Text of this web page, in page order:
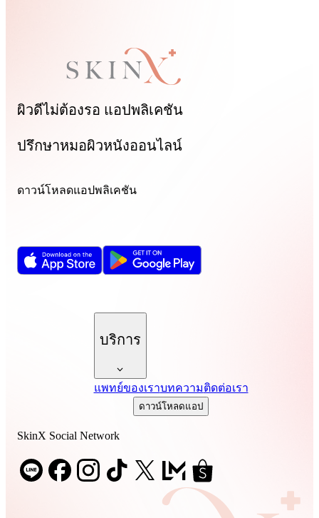
ผิวดีไม่ต้องรอ แอปพลิเคชัน
ปรึกษาหมอผิวหนังออนไลน์
ดาวน์โหลดแอปพลิเคชัน
บริการ
แพทย์ของเราบทความติดต่อเรา
ดาวน์โหลดแอป
SkinX Social Network